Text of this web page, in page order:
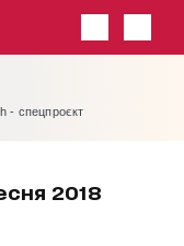
- спецпроєкт
2018